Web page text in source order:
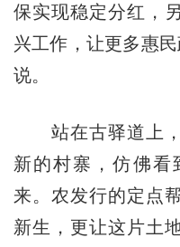
保实现稳定分红，
兴工作，让更多惠
说。
站在古驿道上，
新的村寨，仿佛看
来。农发行的定点
新生，更让这片土